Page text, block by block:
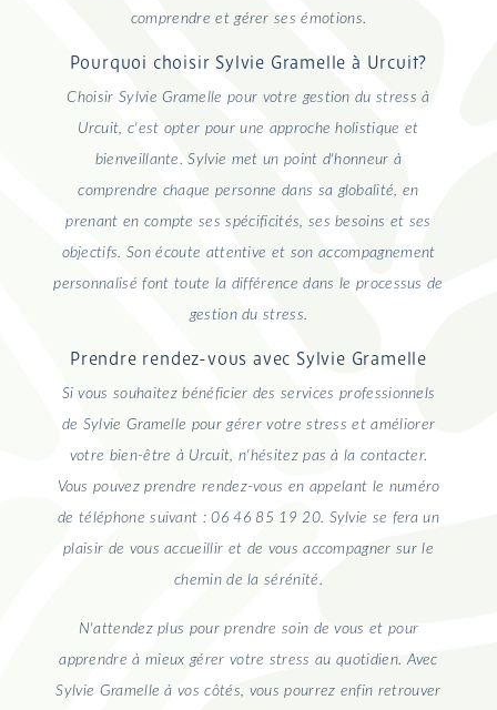
comprendre et gérer ses émotions.
Pourquoi choisir Sylvie Gramelle à Urcuit?
Choisir Sylvie Gramelle pour votre gestion du stress à
Urcuit, c'est opter pour une approche holistique et
bienveillante. Sylvie met un point d'honneur à
comprendre chaque personne dans sa globalité, en
prenant en compte ses spécificités, ses besoins et ses
objectifs. Son écoute attentive et son accompagnement
personnalisé font toute la différence dans le processus de
gestion du stress.
Prendre rendez-vous avec Sylvie Gramelle
Si vous souhaitez bénéficier des services professionnels
de Sylvie Gramelle pour gérer votre stress et améliorer
votre bien-être à Urcuit, n'hésitez pas à la contacter.
Vous pouvez prendre rendez-vous en appelant le numéro
de téléphone suivant : 06 46 85 19 20. Sylvie se fera un
plaisir de vous accueillir et de vous accompagner sur le
chemin de la sérénité.
N'attendez plus pour prendre soin de vous et pour
apprendre à mieux gérer votre stress au quotidien. Avec
Sylvie Gramelle à vos côtés, vous pourrez enfin retrouver